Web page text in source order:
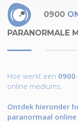
0900
PARANORMALE
Hoe werkt een 0900
online mediums.
Ontdek hieronder
paranormaal